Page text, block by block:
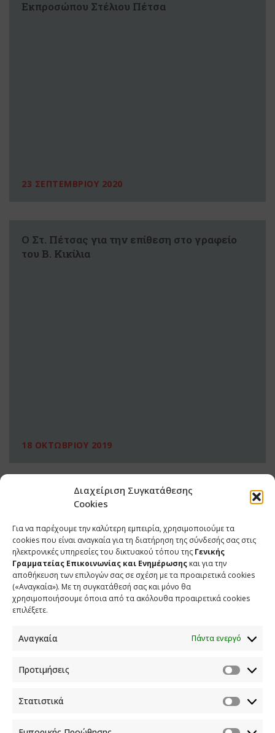
Διαχείριση Συγκατάθεσης
Cookies
Για να παρέχουμε την καλύτερη εμπειρία, χρησιμοποιούμε τα
cookies που είναι αναγκαία για τη διατήρηση της σύνδεσής σας στις
ηλεκτρονικές υπηρεσίες του δικτυακού τόπου της Γενικής
Γραμματείας Επικοινωνίας και Ενημέρωσης και για την
αποθήκευση των επιλογών σας σε σχέση με τα προαιρετικά cookies
(«Αναγκαία»). Με τη συγκατάθεσή σας και μόνο θα
χρησιμοποιήσουμε όποια από τα ακόλουθα προαιρετικά cookies
επιλέξετε.
Αναγκαία Πάντα ενεργό
Προτιμήσεις
Στατιστικά
Εκπροσώπου Στέλιου Πέτσα
23 ΣΕΠΤΕΜΒΡΙΟΥ 2020
Ο Στ. Πέτσας για την επίθεση στο γραφείο
του Β. Κικίλια
18 ΟΚΤΩΒΡΙΟΥ 2019
ΕΠΙΚΟΙΝΩΝΙΑ
Φραγκούδη 11 & Αλεξάνδρου Πάντου
info.media@media.gov.gr